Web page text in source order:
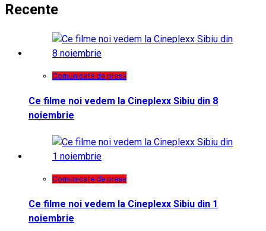
Recente
Comunicate de presa
Ce filme noi vedem la Cineplexx Sibiu din 8
noiembrie
Comunicate de presa
Ce filme noi vedem la Cineplexx Sibiu din 1
noiembrie